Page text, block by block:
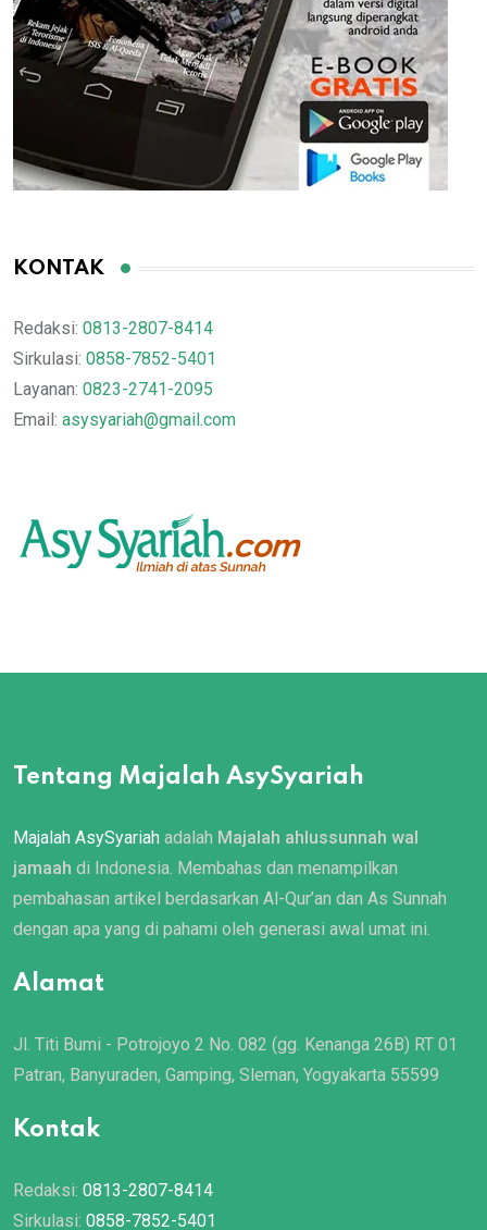
KONTAK
Redaksi: 0813-2807-8414
Sirkulasi: 0858-7852-5401
Layanan: 0823-2741-2095
Email: asysyariah@gmail.com
Tentang Majalah AsySyariah
Majalah AsySyariah adalah Majalah ahlussunnah wal
jamaah di Indonesia. Membahas dan menampilkan
pembahasan artikel berdasarkan Al-Qur’an dan As Sunnah
dengan apa yang di pahami oleh generasi awal umat ini.
Alamat
Jl. Titi Bumi - Potrojoyo 2 No. 082 (gg. Kenanga 26B) RT 01
Patran, Banyuraden, Gamping, Sleman, Yogyakarta 55599
Kontak
Redaksi: 0813-2807-8414
Sirkulasi: 0858-7852-5401